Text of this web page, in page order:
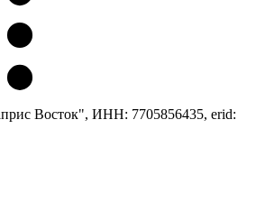
Восток", ИНН: 7705856435, erid: